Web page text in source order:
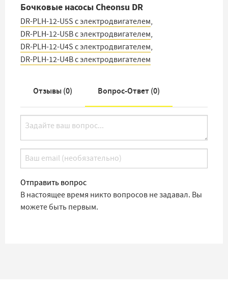
Бочковые насосы Cheonsu DR
DR-PLH-12-U5S с электродвигателем,
DR-PLH-12-U5B с электродвигателем,
DR-PLH-12-U4S с электродвигателем,
DR-PLH-12-U4B с электродвигателем
Отзывы (0) Вопрос-Ответ (0)
Отправить вопрос
В настоящее время никто вопросов не задавал. Вы
можете быть первым.